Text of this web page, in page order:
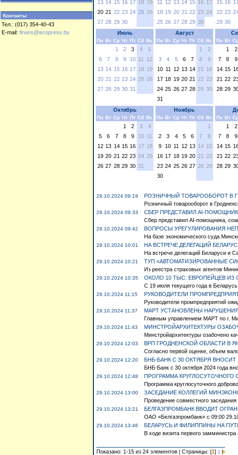
Контакты
Тел.: (017) 354-40-43
E-mail: finans@ecopress.by
13 14 15 16 17 18 19
20 21 22 23 24 25 26
27 28 29 30
11
12 13 14 15 16 17
18 19 20 21 22 23 24
25 26 27 28 29 30
15 16
22 23
29 30
Июль
Пн Вт Ср Чт Пт Сб Вс
1 2 3 4
5
6
7 8 9 10 11
12
13 14 15 16 17 18 19
20 21 22 23 24 25 26
27 28 29 30 31
Август
Пн Вт Ср Чт Пт Сб Вс
1
2
3
4 5 6 7 8
9
10 11 12 13 14 15 16
17 18 19 20 21 22 23
24 25 26 27 28 29 30
31
Пн Вт
1 2
7
8 9
14 15
21 22
28 29
Октябрь
Пн Вт Ср Чт Пт Сб Вс
1 2 3
4
5
6 7 8 9 10 11
12 13 14 15 16 17 18
19 20 21 22 23 24 25
26 27 28 29 30 31
Ноябрь
Пн Вт Ср Чт Пт Сб Вс
1
2
3 4 5 6 7
8
9
10 11 12 13 14 15
16 17 18 19 20 21 22
23 24 25 26 27 28 29
30
Пн Вт
1 2
7
8 9
14 15
21 22
28 29
29.10.2024 09:19
РОЗНИЧНЫЙ ТОВАРООБОРОТ В
Розничный товарооборот в
29.10.2024 09:33
СБЕР ПРЕДСТАВИЛ AI-
Сбер представил AI-помощника,
29.10.2024 09:42
ВОПРОСЫ УРЕГУЛИРОВАНИЯ
На базе экономического суда
29.10.2024 10:01
НА ВСТРЕЧЕ ДЕЛЕГАЦИЙ
На встрече делегаций Беларуси и
29.10.2024 10:21
ТУП «АВТОМАТИЗИРОВАННЫЕ
Из реестра страховых агентов
29.10.2024 10:35
ОКОЛО 10 ТЫС. ЕВРОПЕЙЦЕВ ИЗ
С 19 июля текущего года в
29.10.2024 11:15
РУКОВОДИТЕЛИ
Руководители промпредприятий
29.10.2024 11:37
МАРТ УСТАНОВЛЕНЫ
Главным управлением МАРТ по г.
29.10.2024 11:43
МИНСТРОЙАРХИТЕКТУРЫ
Минстройархитектуры озабочено
29.10.2024 12:03
ВРП ГРОДНЕНСКОЙ ОБЛАСТИ В
Согласно первой оценке, объем
29.10.2024 12:20
БНБ-БАНК С 30 ОКТЯБРЯ
БНБ-Банк с 30 октября 2024 года
29.10.2024 12:48
ПРОГРАММА КРУГЛОСУТОЧНОГО
Программа круглосуточного
29.10.2024 13:00
ЗАСЕДАНИЕ КОЛЛЕГИЙ
Проведение совместного
29.10.2024 13:21
БЕЛГАЗПРОМБАНК ВВОДИТ
ОАО «Белгазпромбанк» с 09:00
29.10.2024 13:46
БЕЛАРУСЬ И ФИЛИППИНЫ НА
В ходе визита первого
Показано: 1-15 из 24 элементов | Страницы: [1] 2 |